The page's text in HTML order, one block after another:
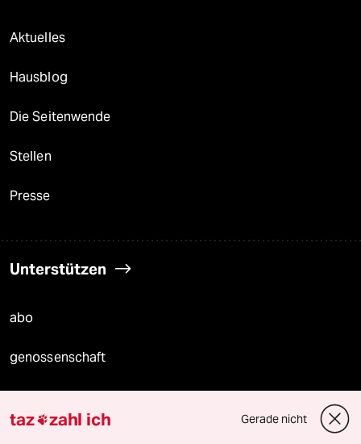
Aktuelles
Hausblog
Die Seitenwende
Stellen
Presse
Unterstützen
abo
genossenschaft
taz zahl ich Gerade nicht